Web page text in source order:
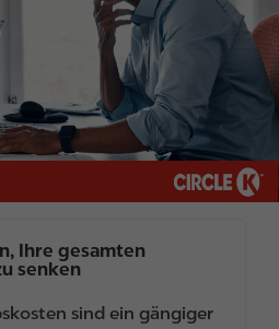
Ihre gesamten
senken
sind ein gängiger